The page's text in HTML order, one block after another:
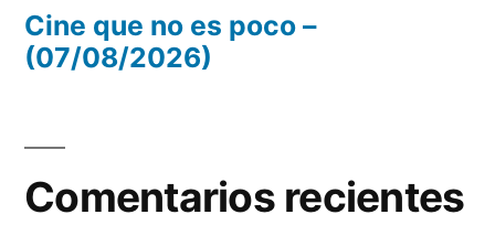
Cine que no es poco –
(07/08/2026)
Comentarios recientes